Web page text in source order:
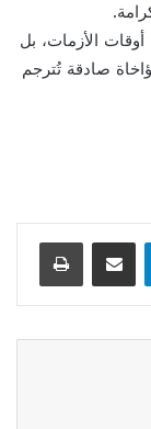
الأزمات، بل
صادقة تُترجم
تيلقرام مشاركة عبر البريد طباعة